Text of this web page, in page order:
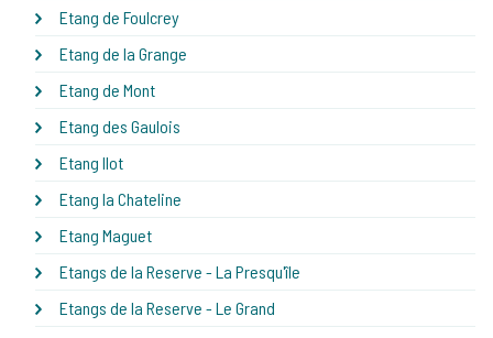
Etang de Foulcrey
Etang de la Grange
Etang de Mont
Etang des Gaulois
Etang Ilot
Etang la Chateline
Etang Maguet
Etangs de la Reserve - La Presqu'île
Etangs de la Reserve - Le Grand